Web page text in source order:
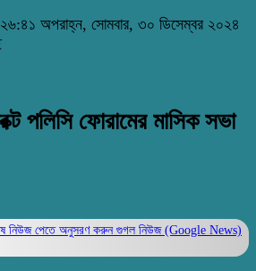
অপরাহ্ন, সোমবার, ৩০ ডিসেম্বর ২০২৪
পলিসি ফোরামের মাসিক সভা
নিউজ পেতে অনুসরণ করুন গুগল নিউজ (Google News)